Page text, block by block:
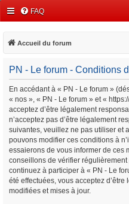
FAQ
Accueil du forum
PN - Le forum - Conditions
En accédant à « PN - Le forum »
« nos », « PN - Le forum » et «
acceptez d’être légalement
n’acceptez pas d’être légalement
suivantes, veuillez ne pas utiliser et
pouvons modifier ces conditions à
essaierons de vous informer de ces
conseillons de vérifier
continuez à participer à « PN - Le
été effectuées, vous acceptez
modifiées et mises à jour.